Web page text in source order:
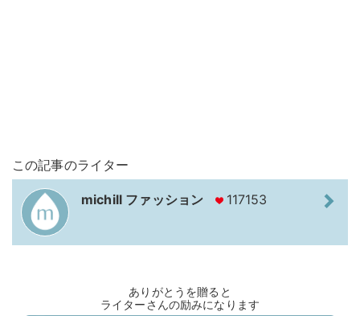
この記事のライター
michill ファッション 117153
ありがとうを贈ると
ライターさんの励みになります